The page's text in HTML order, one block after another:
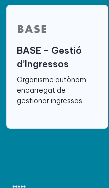
BASE – Gestió
d’Ingressos
Organisme autònom
encarregat de
gestionar ingressos.